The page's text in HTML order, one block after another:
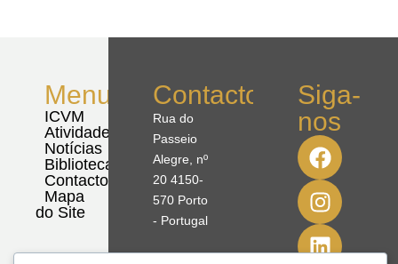
Menu
ICVM
Atividades
Notícias
Biblioteca
Contactos
Mapa
do Site
Contactos
Rua do
Passeio
Alegre, nº
20 4150-
570 Porto
- Portugal
Siga-
nos